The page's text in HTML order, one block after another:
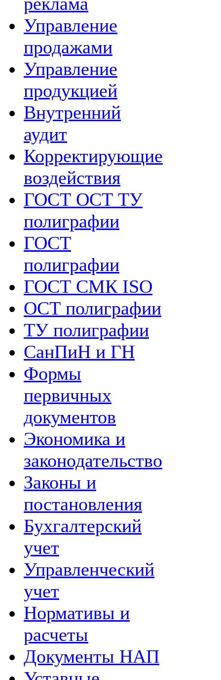
Управление
продажами
Управление
продукцией
Внутренний
аудит
Корректирующие
воздействия
ГОСТ ОСТ ТУ
полиграфии
ГОСТ
полиграфии
ГОСТ СМК ISO
ОСТ полиграфии
ТУ полиграфии
СанПиН и ГН
Формы
первичных
документов
Экономика и
законодательство
Законы и
постановления
Бухгалтерский
учет
Управленческий
учет
Нормативы и
расчеты
Документы НАП